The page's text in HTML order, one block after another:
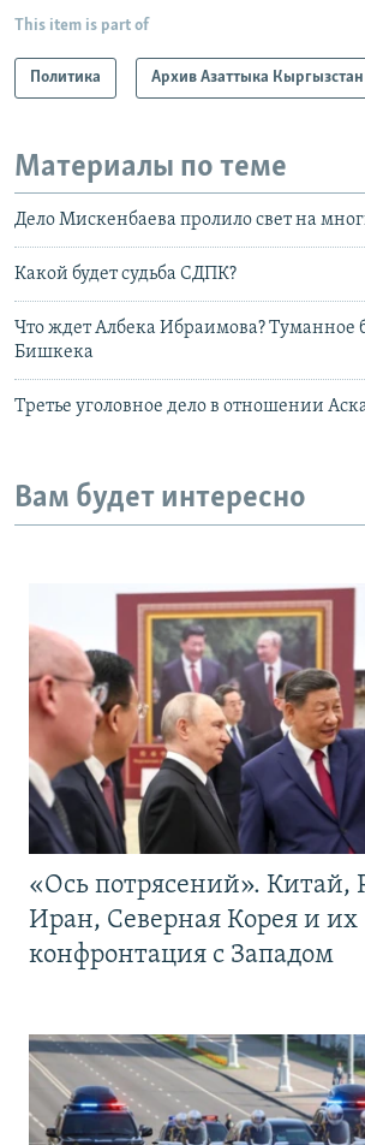
This item is part of
Политика Архив Азаттыка Кыргызстан
Материалы по теме
Дело Мискенбаева пролило свет на
Какой будет судьба СДПК?
Что ждет Албека Ибраимова? Туманное
Бишкека
Третье уголовное дело в отношении
Вам будет интересно
«Ось потрясений». Китай,
Иран, Северная Корея и их
конфронтация с Западом